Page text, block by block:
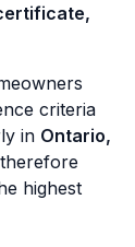
criteria
in Ontario,
highest